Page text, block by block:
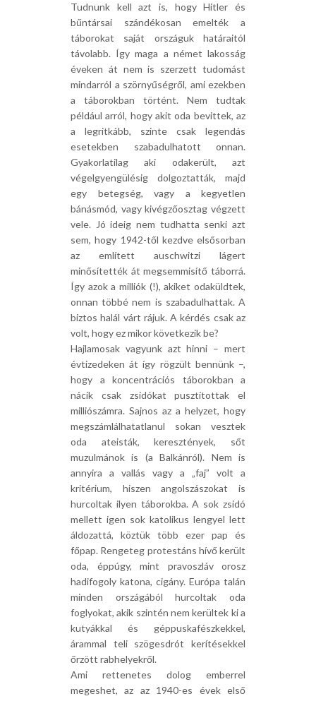
Tudnunk kell azt is, hogy Hitler és
bűntársai szándékosan emelték a
táborokat saját országuk határaitól
távolabb. Így maga a német lakosság
éveken át nem is szerzett tudomást
mindarról a szörnyűségről, ami ezekben
a táborokban történt. Nem tudtak
például arról, hogy akit oda bevittek, az
a legritkább, szinte csak legendás
esetekben szabadulhatott onnan.
Gyakorlatilag aki odakerült, azt
végelgyengülésig dolgoztatták, majd
egy betegség, vagy a kegyetlen
bánásmód, vagy kivégzőosztag végzett
vele. Jó ideig nem tudhatta senki azt
sem, hogy 1942-től kezdve elsősorban
az említett auschwitzi lágert
minősítették át megsemmisítő táborrá.
Így azok a milliók (!), akiket odaküldtek,
onnan többé nem is szabadulhattak. A
biztos halál várt rájuk. A kérdés csak az
volt, hogy ez mikor következik be?
Hajlamosak vagyunk azt hinni – mert
évtizedeken át így rögzült bennünk –,
hogy a koncentrációs táborokban a
nácik csak zsidókat pusztítottak el
milliószámra. Sajnos az a helyzet, hogy
megszámlálhatatlanul sokan vesztek
oda ateisták, keresztények, sőt
muzulmánok is (a Balkánról). Nem is
annyira a vallás vagy a „faj” volt a
kritérium, hiszen angolszászokat is
hurcoltak ilyen táborokba. A sok zsidó
mellett igen sok katolikus lengyel lett
áldozattá, köztük több ezer pap és
főpap. Rengeteg protestáns hívő került
oda, éppúgy, mint pravoszláv orosz
hadifogoly katona, cigány. Európa talán
minden országából hurcoltak oda
foglyokat, akik szintén nem kerültek ki a
kutyákkal és géppuskafészkekkel,
árammal teli szögesdrót kerítésekkel
őrzött rabhelyekről.
Ami rettenetes dolog emberrel
megeshet, az az 1940-es évek első